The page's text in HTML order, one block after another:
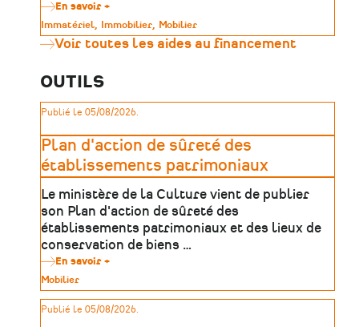
En savoir +
Métiers
d’art
:
à
la
des
Ateliers
(AIMA)
Type
de
patrimoine
Immatériel Immobilier Mobilier
Voir toutes les aides au financement
OUTILS
Publié le 05/08/2026.
Plan d'action de sûreté des
établissements patrimoniaux
Le ministère de la Culture vient de publier
son Plan d'action de sûreté des
établissements patrimoniaux et des lieux de
conservation de biens …
En savoir +
de
sûreté
Type
de
patrimoine
Mobilier
Publié le 05/08/2026.